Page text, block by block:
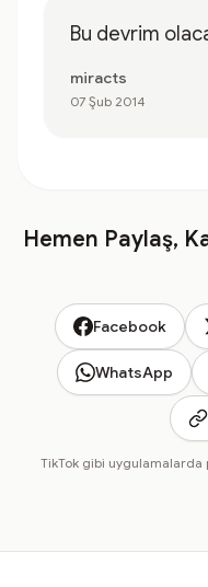
Bu devrim
miracts
07 Şub 2014
Hemen Paylaş,
Facebook
WhatsApp
TikTok gibi uygulamalarda